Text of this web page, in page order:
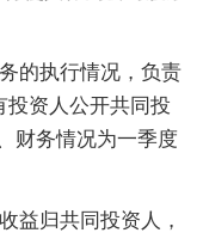
的执行情况，负责
投资人公开共同投
财务情况为一季度
益归共同投资人，